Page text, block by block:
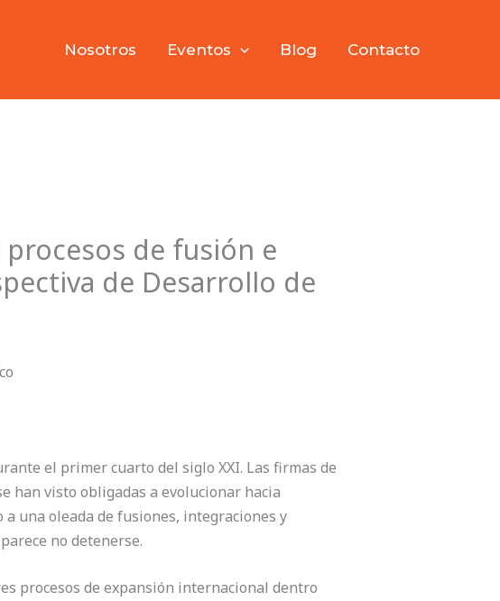
Nosotros Eventos Blog Contacto
de fusión e
de Desarrollo de
el primer cuarto del siglo XXI. Las firmas de
han visto obligadas a evolucionar hacia
una oleada de fusiones, integraciones y
no detenerse.
procesos de expansión internacional dentro